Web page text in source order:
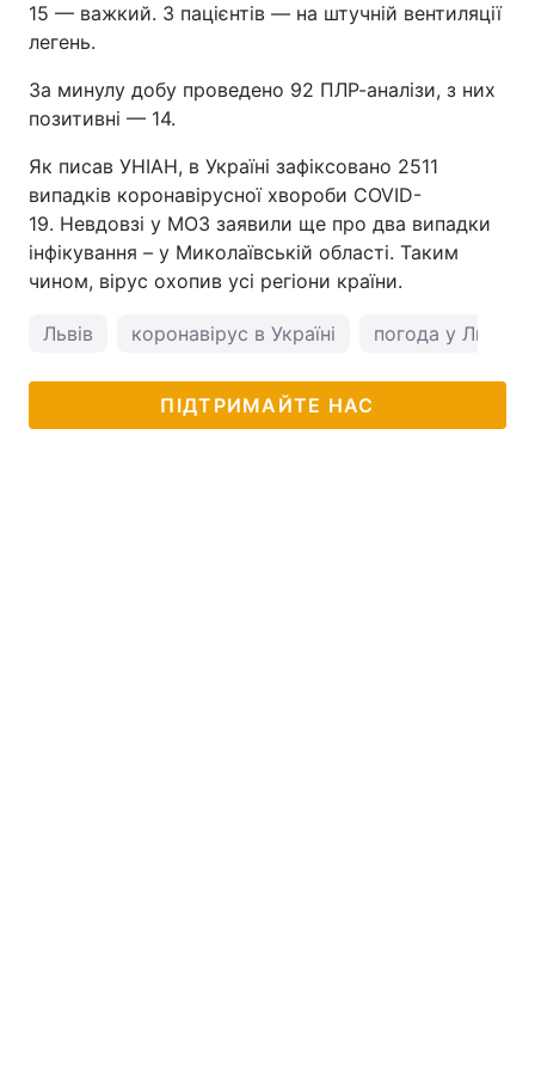
15 — важкий. 3 пацієнтів — на штучній вентиляції
легень.
За минулу добу проведено 92 ПЛР-аналізи, з них
позитивні — 14.
Як писав УНІАН, в Україні зафіксовано 2511
випадків коронавірусної хвороби COVID-
19. Невдовзі у МОЗ заявили ще про два випадки
інфікування – у Миколаївській області. Таким
чином, вірус охопив усі регіони країни.
Львів коронавірус в Україні погода у Львові
ПІДТРИМАЙТЕ НАС